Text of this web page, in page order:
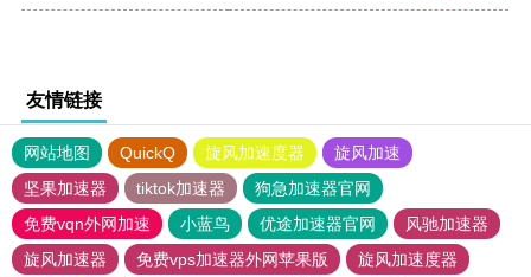
友情链接
网站地图 QuickQ 旋风加速度器
旋风加速
坚果加速器
tiktok加速器
狗急加速器官网
免费vqn外网加速
小蓝鸟 优途加速器官网
风驰加速器
旋风加速器
免费vps加速器外网苹果版
旋风加速度器